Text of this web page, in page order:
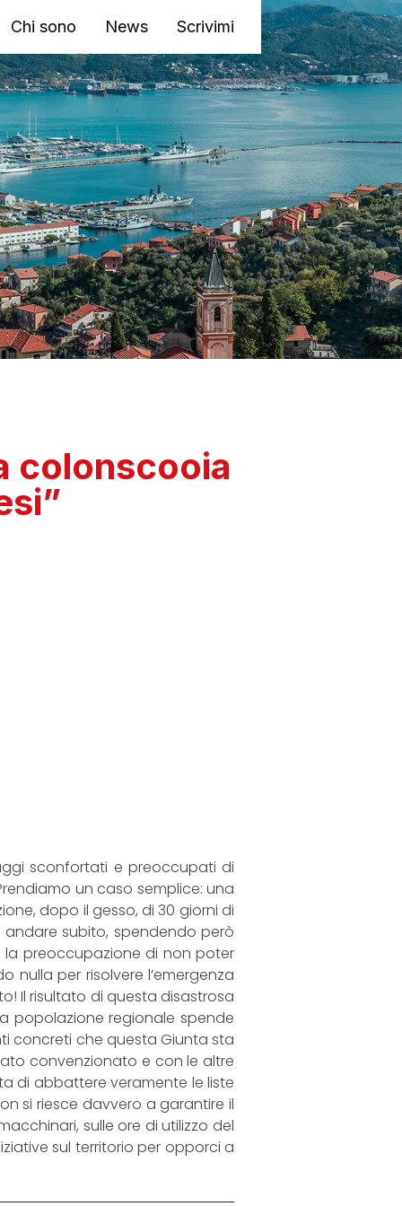
Chi sono News Scrivimi
colonscooia
sconfortati e preoccupati di
un caso semplice: una
dopo il gesso, di 30 giorni di
subito, spendendo però
la preoccupazione di non poter
nulla per risolvere l’emergenza
Il risultato di questa disastrosa
popolazione regionale spende
concreti che questa Giunta sta
convenzionato e con le altre
di abbattere veramente le liste
si riesce davvero a garantire il
sulle ore di utilizzo del
sul territorio per opporci a